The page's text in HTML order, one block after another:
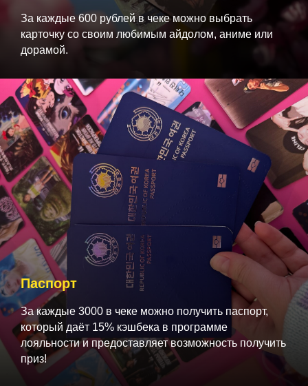
За каждые 600 рублей в чеке можно выбрать
карточку со своим любимым айдолом, аниме или
дорамой.
Паспорт
За каждые 3000 в чеке можно получить паспорт,
который даёт 15% кэшбека в программе
лояльности и предоставляет возможность получить
приз!